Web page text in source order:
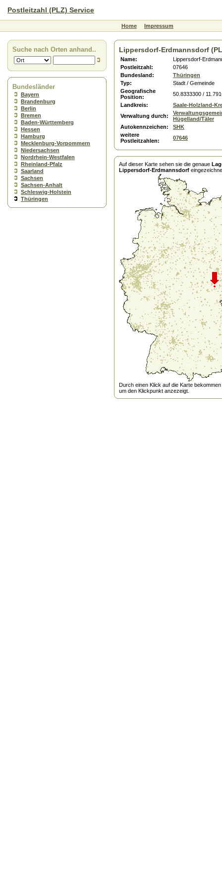
Postleitzahl (PLZ) Service
Home Impressum
Suche nach Orten anhand..
Bundesländer
Bayern
Brandenburg
Berlin
Bremen
Baden-Württemberg
Hessen
Hamburg
Mecklenburg-Vorpommern
Niedersachsen
Nordrhein-Westfalen
Rheinland-Pfalz
Saarland
Sachsen
Sachsen-Anhalt
Schleswig-Holstein
Thüringen
Lippersdorf-Erdmannsdorf
Name:
Lippersdorf-
Postleitzahl:
07646
Bundesland:
Thüringen
Typ:
Stadt / Gemeinde
Geografische
Position:
50.8333300 /
Landkreis:
Saale-Holzland-
Verwaltung durch:
Hügelland/Täler
Autokennzeichen:
SHK
weitere
Postleitzahlen:
07646
Auf dieser Karte sehen sie die genaue
Lippersdorf-Erdmannsdorf
Durch einen Klick auf die Karte
um den Klickpunkt anzezeigt.